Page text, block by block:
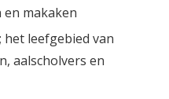
makaken
leefgebied van
aalscholvers en